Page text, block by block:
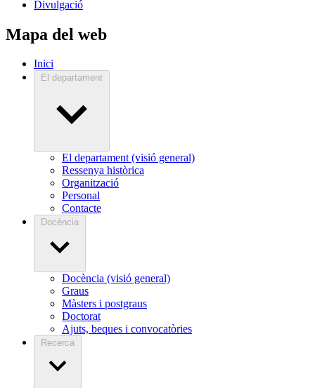
Divulgació
Mapa del web
Inici
El departament
El departament (visió general)
Ressenya històrica
Organització
Personal
Contacte
Docència
Docència (visió general)
Graus
Màsters i postgraus
Doctorat
Ajuts, beques i convocatòries
Recerca